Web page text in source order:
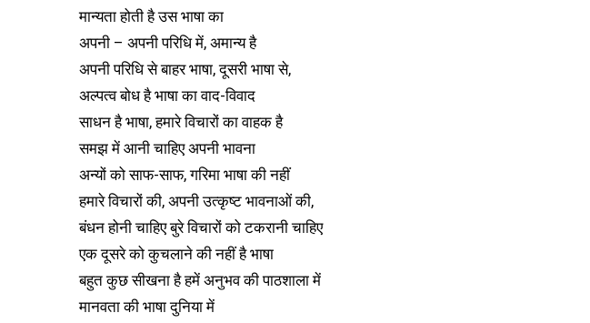
मान्यता होती है उस भाषा का
अपनी – अपनी परिधि में, अमान्य है
अपनी परिधि से बाहर भाषा, दूसरी भाषा से,
अल्पत्व बोध है भाषा का वाद-विवाद
साधन है भाषा, हमारे विचारों का वाहक है
समझ में आनी चाहिए अपनी भावना
अन्यों को साफ-साफ, गरिमा भाषा की नहीं
हमारे विचारों की, अपनी उत्कृष्ट भावनाओं की,
बंधन होनी चाहिए बुरे विचारों को टकरानी चाहिए
एक दूसरे को कुचलाने की नहीं है भाषा
बहुत कुछ सीखना है हमें अनुभव की पाठशाला में
मानवता की भाषा दुनिया में